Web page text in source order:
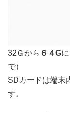
32Ｇから ６４G
で）
SDカードは端末
す。